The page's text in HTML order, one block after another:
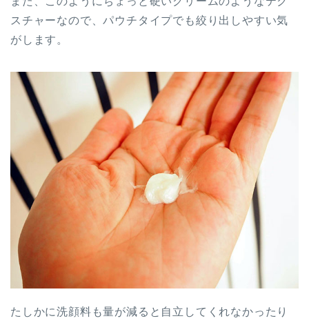
スチャーなので、パウチタイプでも絞り出しやすい気
がします。
たしかに洗顔料も量が減ると自立してくれなかったり